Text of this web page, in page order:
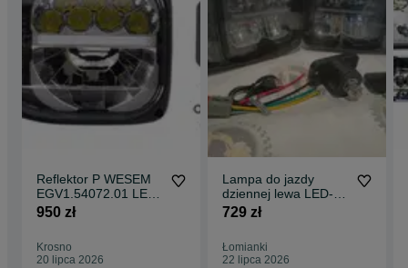
Reflektor P WESEM
EGV1.54072.01 LED
Nowy
950 zł
Krosno
20 lipca 2026
Lampa do jazdy
dziennej lewa LED-
CAT koparki
ładowarki,Ład
729 zł
Łomianki
22 lipca 2026